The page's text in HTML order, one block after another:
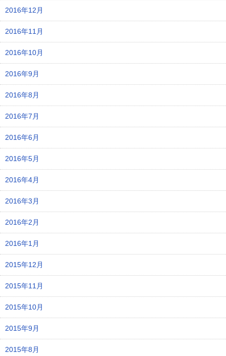
2016年12月
2016年11月
2016年10月
2016年9月
2016年8月
2016年7月
2016年6月
2016年5月
2016年4月
2016年3月
2016年2月
2016年1月
2015年12月
2015年11月
2015年10月
2015年9月
2015年8月